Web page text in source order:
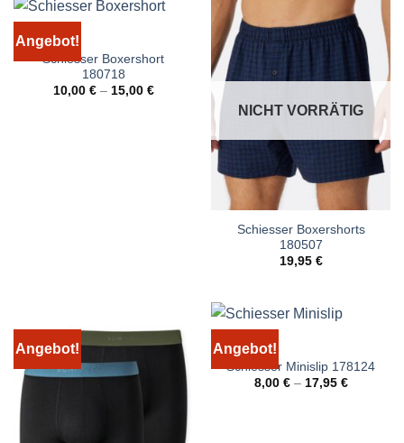
Angebot!
Schiesser Boxershort
180718
10,00 €– 15,00 €
NICHT VORRÄTIG
Schiesser Boxershorts
180507
19,95 €
Angebot! Angebot!
Schiesser Minislip 178124
8,00 €– 17,95 €